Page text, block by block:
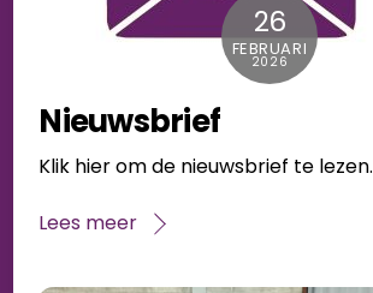
26
FEBRUARI
2026
Nieuwsbrief
Klik hier om de nieuwsbrief te lezen.
Lees meer